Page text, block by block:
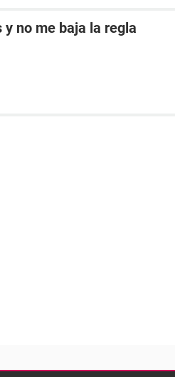
no me baja la regla